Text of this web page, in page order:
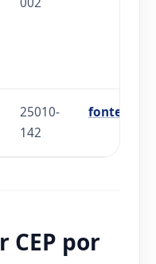
25010-
142
fonte
CEP por